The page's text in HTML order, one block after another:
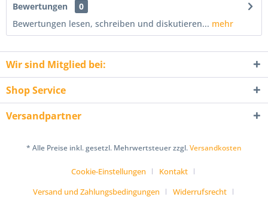
Bewertungen
0
Bewertungen lesen, schreiben und diskutieren... mehr
Wir sind Mitglied bei:
Shop Service
Versandpartner
* Alle Preise inkl. gesetzl. Mehrwertsteuer zzgl.Versandkosten
Cookie-Einstellungen
Kontakt
Versand und Zahlungsbedingungen
Widerrufsrecht